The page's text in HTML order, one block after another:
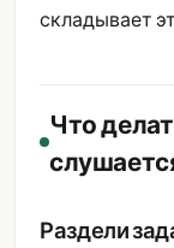
складывает
Что
Раздели